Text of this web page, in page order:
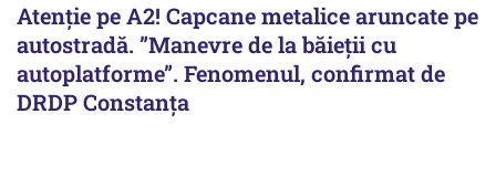
Atenție pe A2! Capcane metalice aruncate pe
autostradă. ”Manevre de la băieții cu
autoplatforme”. Fenomenul, confirmat de
DRDP Constanța